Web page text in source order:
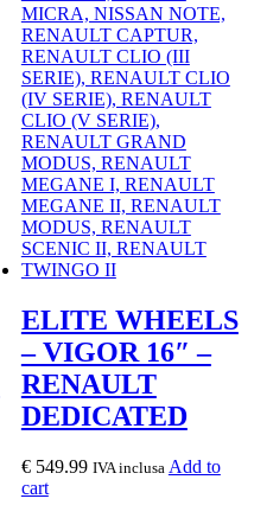
ELITE WHEELS
– VIGOR 16″ –
RENAULT
DEDICATED
€549.99 IVA inclusa Add to
cart